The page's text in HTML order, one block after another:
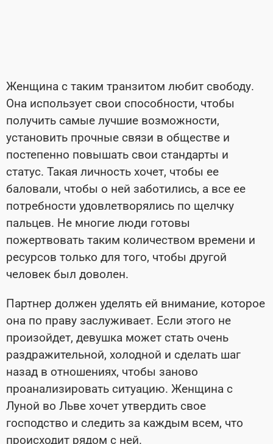
Женщина с таким транзитом любит свободу.
Она использует свои способности, чтобы
получить самые лучшие возможности,
установить прочные связи в обществе и
постепенно повышать свои стандарты и
статус. Такая личность хочет, чтобы ее
баловали, чтобы о ней заботились, а все ее
потребности удовлетворялись по щелчку
пальцев. Не многие люди готовы
пожертвовать таким количеством времени и
ресурсов только для того, чтобы другой
человек был доволен.
Партнер должен уделять ей внимание, которое
она по праву заслуживает. Если этого не
произойдет, девушка может стать очень
раздражительной, холодной и сделать шаг
назад в отношениях, чтобы заново
проанализировать ситуацию. Женщина с
Луной во Льве хочет утвердить свое
господство и следить за каждым всем, что
происходит рядом с ней.